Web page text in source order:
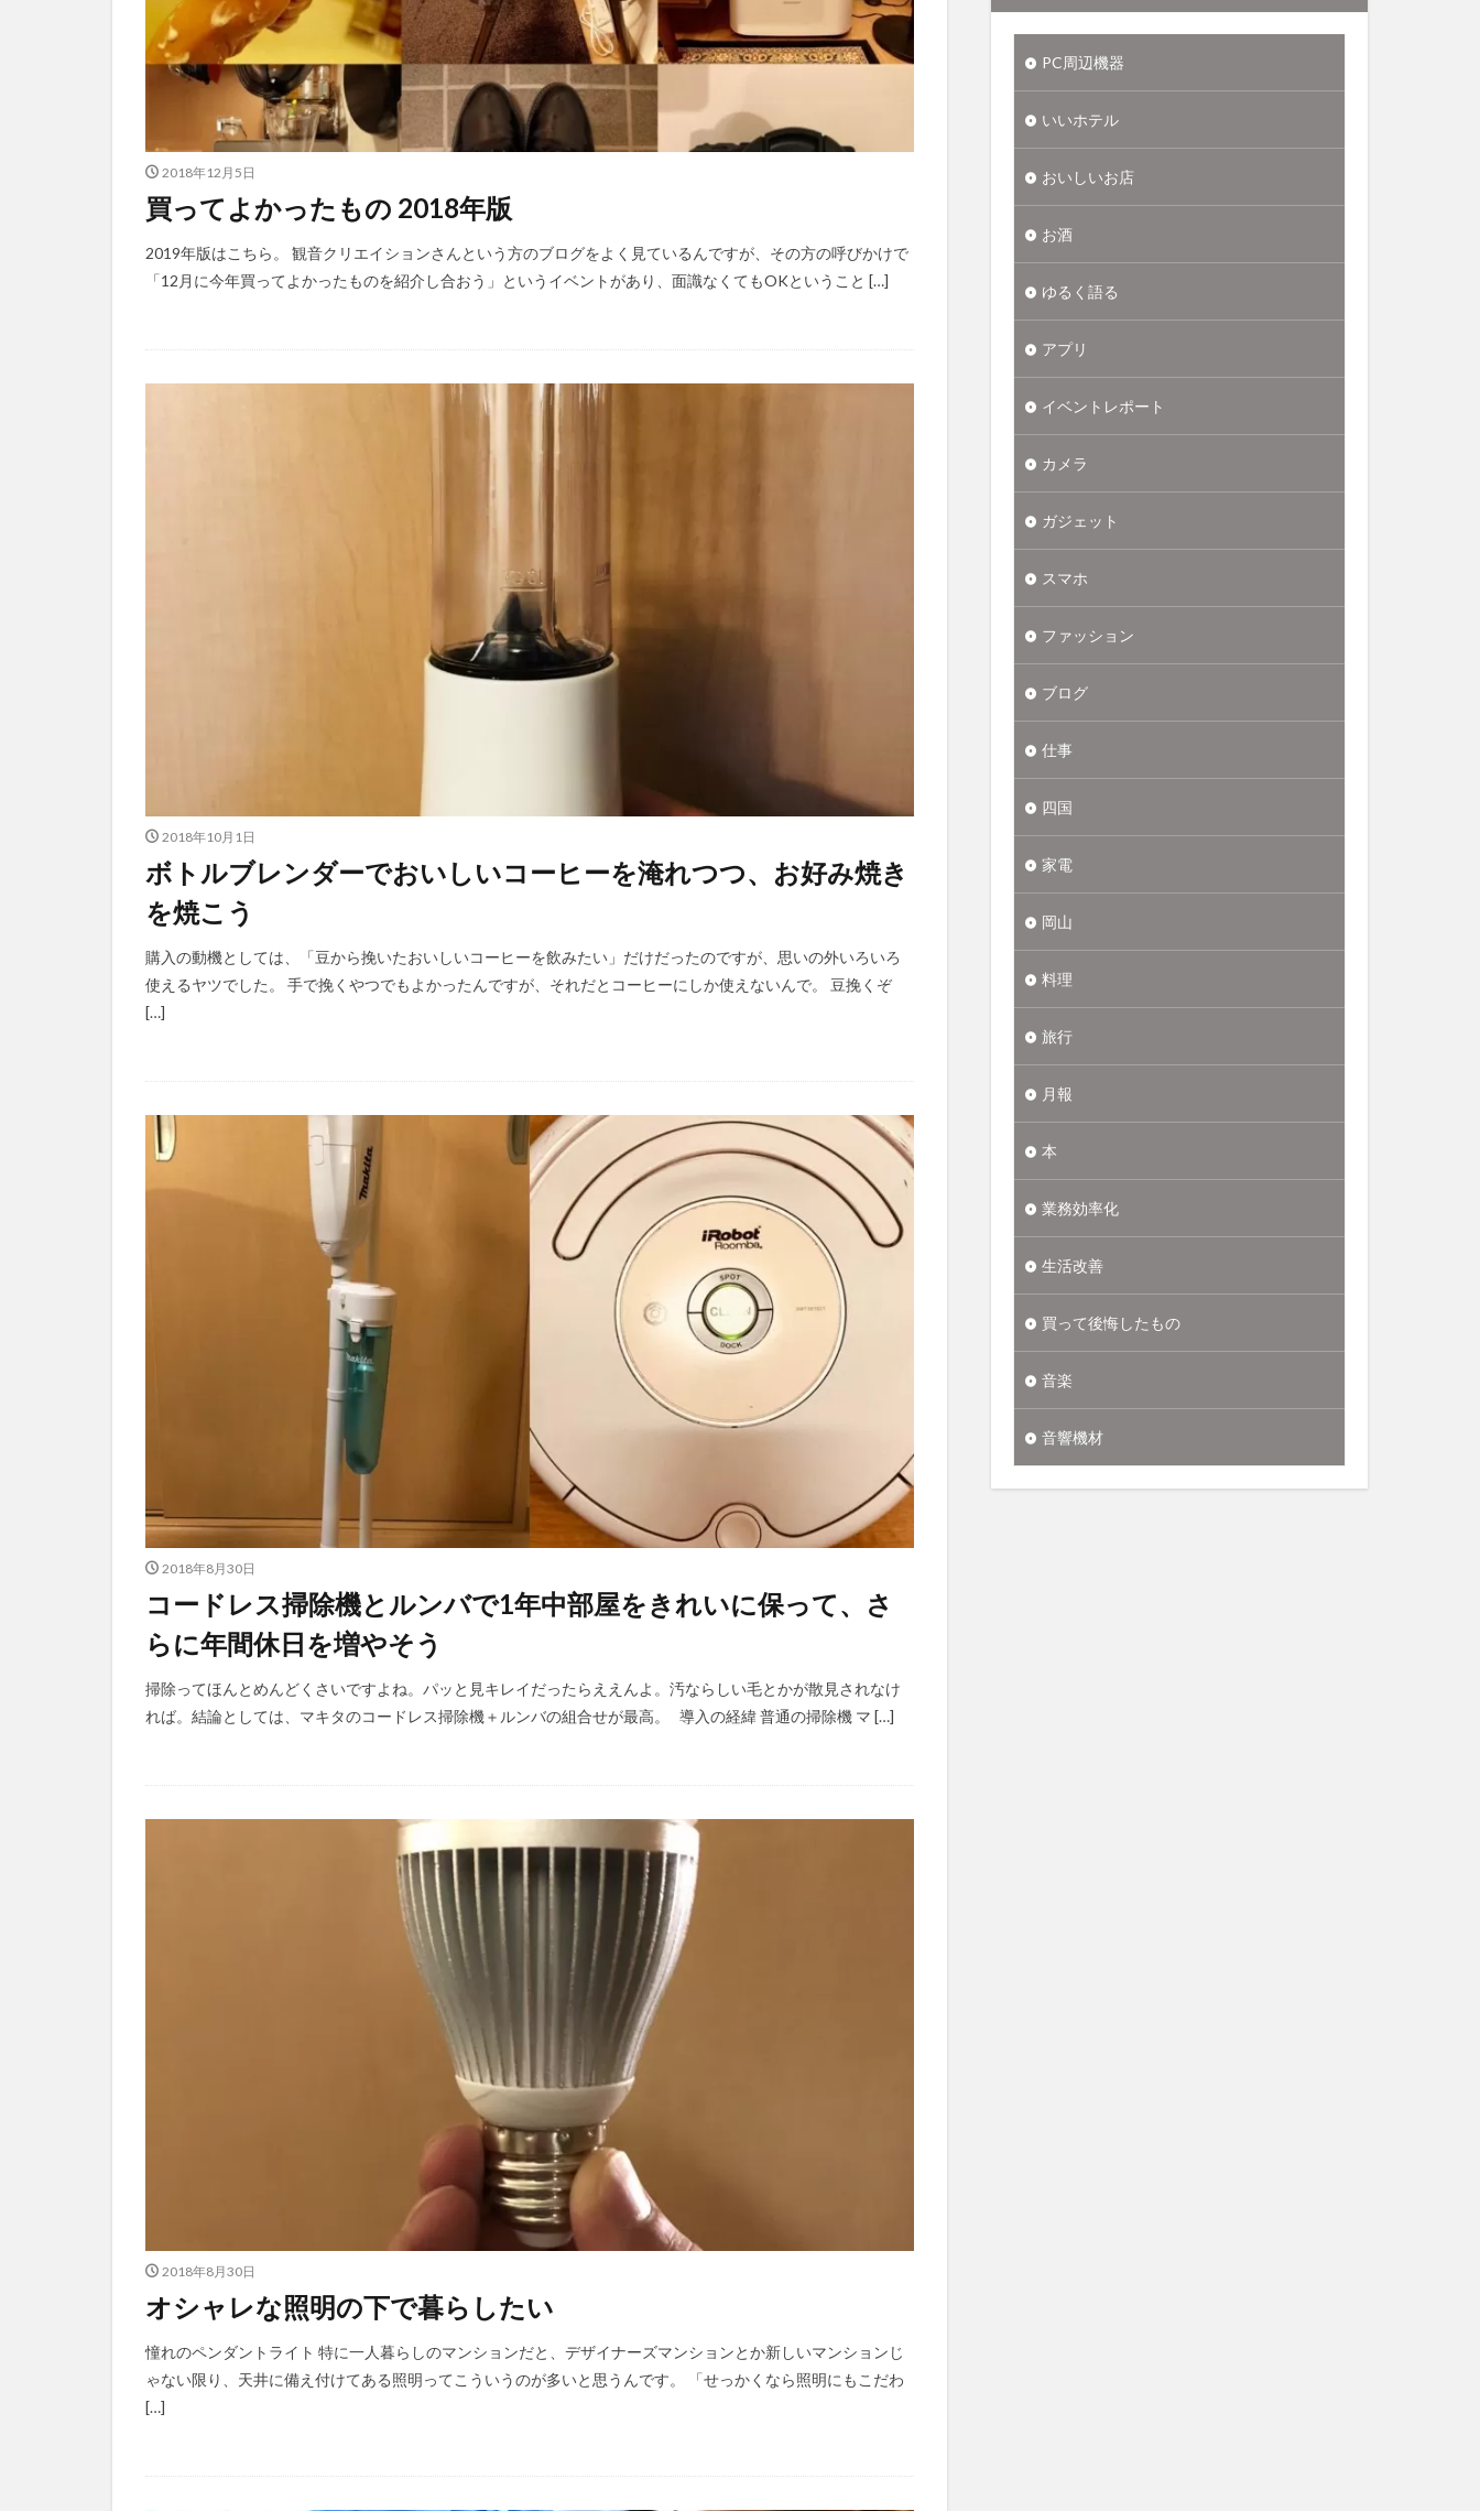
2018年12月5日
買ってよかったもの 2018年版
2019年版はこちら。 観音クリエイションさんという方のブログをよく見ているんですが、その方の呼びかけで
「12月に今年買ってよかったものを紹介し合おう」というイベントがあり、面識なくてもOKということ […]
2018年10月1日
ボトルブレンダーでおいしいコーヒーを淹れつつ、お好み焼き
を焼こう
購入の動機としては、「豆から挽いたおいしいコーヒーを飲みたい」だけだったのですが、思いの外いろいろ
使えるヤツでした。 手で挽くやつでもよかったんですが、それだとコーヒーにしか使えないんで。 豆挽くぞ
[…]
2018年8月30日
コードレス掃除機とルンバで1年中部屋をきれいに保って、さ
らに年間休日を増やそう
掃除ってほんとめんどくさいですよね。パッと見キレイだったらええんよ。汚ならしい毛とかが散見されなけ
れば。結論としては、マキタのコードレス掃除機＋ルンバの組合せが最高。 導入の経緯 普通の掃除機 マ […]
2018年8月30日
オシャレな照明の下で暮らしたい
憧れのペンダントライト 特に一人暮らしのマンションだと、デザイナーズマンションとか新しいマンションじ
ゃない限り、天井に備え付けてある照明ってこういうのが多いと思うんです。 「せっかくなら照明にもこだわ
[…]
PC周辺機器
いいホテル
おいしいお店
お酒
ゆるく語る
アプリ
イベントレポート
カメラ
ガジェット
スマホ
ファッション
ブログ
仕事
四国
家電
岡山
料理
旅行
月報
本
業務効率化
生活改善
買って後悔したもの
音楽
音響機材